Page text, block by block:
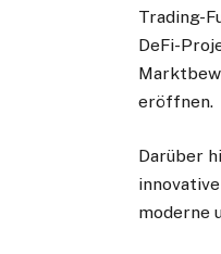
Trading-
DeFi-
eröffnen.
Darüber
moderne